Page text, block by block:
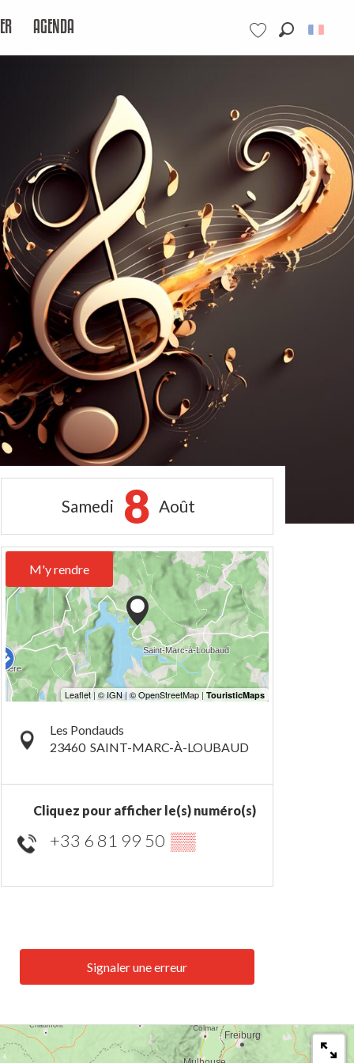
Voir les favoris
AGENDA
Samedi 8 Août
M'y rendre
Les Pondauds
23460 SAINT-MARC-À-LOUBAUD
Cliquez pour afficher le(s) numéro(s)
+33 6 81 99 50 ▒▒
Signaler une erreur